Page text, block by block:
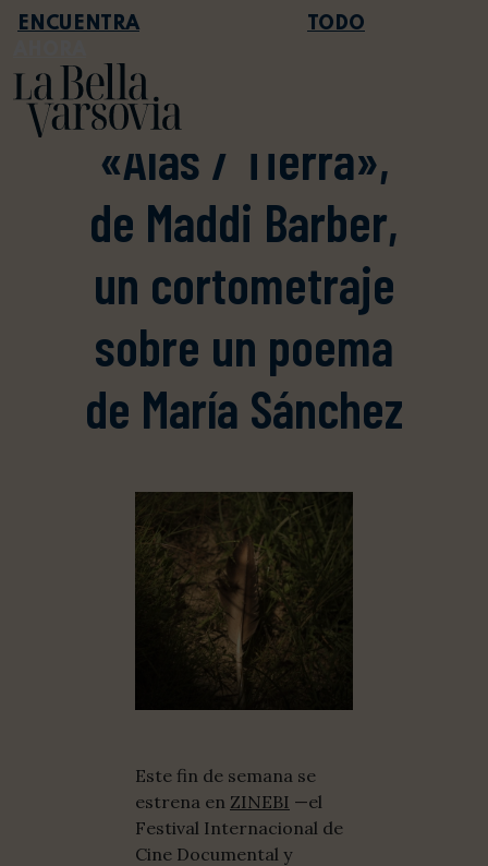
TODO
«Alas / Tierra»,
de Maddi Barber,
un cortometraje
sobre un poema
de María Sánchez
Este fin de semana se
estrena en ZINEBI —el
Festival Internacional de
Cine Documental y